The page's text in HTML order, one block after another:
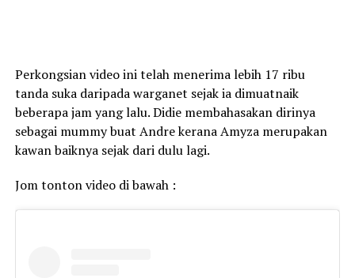
Perkongsian video ini telah menerima lebih 17 ribu
tanda suka daripada warganet sejak ia dimuatnaik
beberapa jam yang lalu. Didie membahasakan dirinya
sebagai mummy buat Andre kerana Amyza merupakan
kawan baiknya sejak dari dulu lagi.
Jom tonton video di bawah :